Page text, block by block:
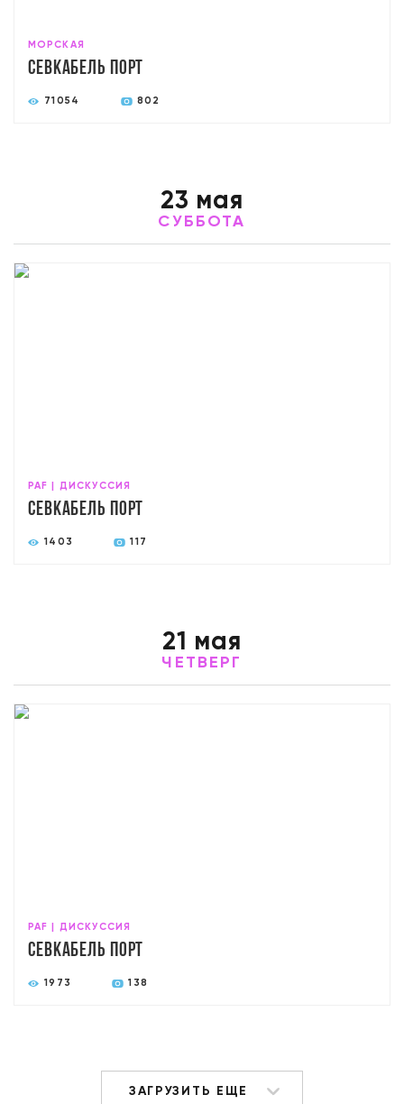
МОРСКАЯ
Севкабель Порт
71054 802
23 мая
СУББОТА
PAF | ДИСКУССИЯ
Севкабель Порт
1403 117
21 мая
ЧЕТВЕРГ
PAF | ДИСКУССИЯ
Севкабель Порт
1973 138
ЗАГРУЗИТЬ ЕЩЕ